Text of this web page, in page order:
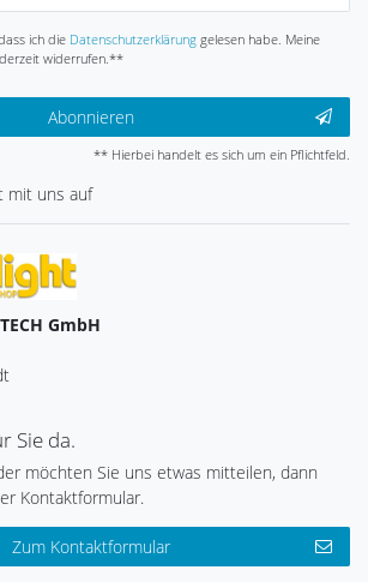
ich die Daten­schutz­erklärunggelesen habe. Meine
widerrufen.**
Abonnieren
** Hierbei handelt es sich um ein Pflichtfeld.
mit uns auf
GmbH
Sie da.
möchten Sie uns etwas mitteilen, dann
Kontaktformular.
Zum Kontaktformular